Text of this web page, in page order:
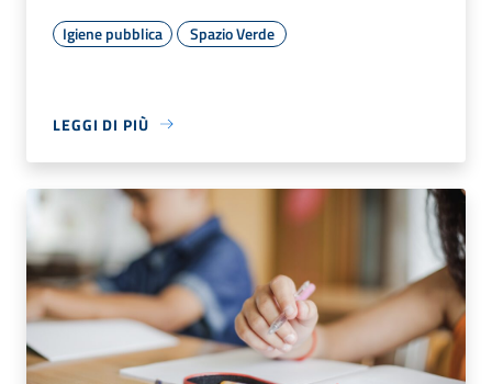
Igiene pubblica Spazio Verde
LEGGI DI PIÙ